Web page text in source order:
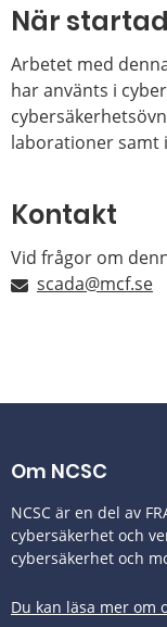
När
Arbetet med
har använts i
laborationer samt
Kontakt
Vid frågor om
scada@mcf.se
Om NCSC
NCSC är en del av
cybersäkerhet och
cybersäkerhet och
Du kan läsa mer om